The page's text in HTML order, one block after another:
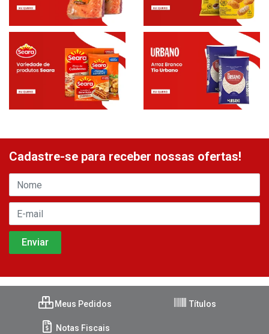
Cadastre-se para receber nossas ofertas!
Meus Pedidos Títulos
Notas Fiscais